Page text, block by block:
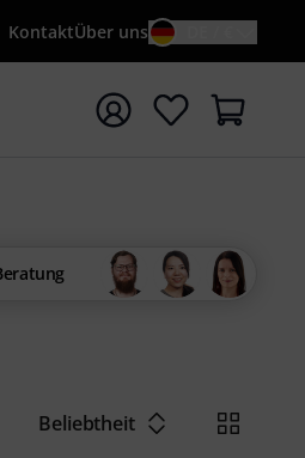
KontaktÜber uns
starten
Beliebtheit